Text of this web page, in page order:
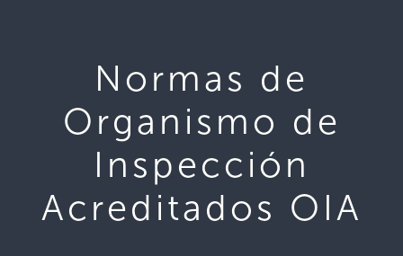
Normas de
Organismo de
Inspección
Acreditados OIA